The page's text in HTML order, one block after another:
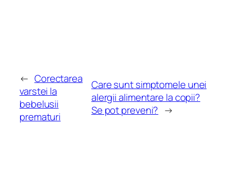
← Corectarea
varstei la
bebelusii
prematuri
Care sunt simptomele unei
alergii alimentare la copii?
Se pot preveni? →